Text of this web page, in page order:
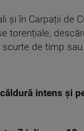
și în Carpații de
torențiale,
scurte de timp
căldură intens și